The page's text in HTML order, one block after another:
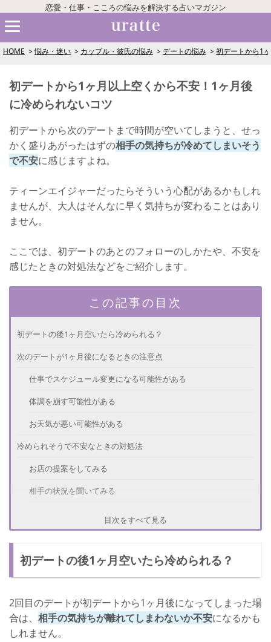
恋愛・仕事・こころの悩みを解決する占いマガジン
HOME 悩み・迷い カップル・彼氏の悩み デートの悩み 初デートから1
初デートから1ヶ月以上空くから不安！1ヶ月後
に冷められないコツ
初デートから次のデートまで時間が空いてしまうと、せっ
かく盛りあがったはずの相手の気持ちが冷めてしまいそう
で不安に感じますよね。
ティーンエイジャーだったらそういう心配があるかもしれ
ませんが、大人はそんなに早く気持ちが変わることはあり
ません。
ここでは、初デートのあとのフォローのしかたや、不安を
感じたときの対処法などをご紹介します。
この記事の目次
初デートの後1ヶ月空いたら冷められる？
次のデートが1ヶ月後になるときの注意点
仕事でスケジュール変更になる可能性がある
体調を崩す可能性がある
お天気が悪い可能性がある
冷められそうで不安なときの対処法
お店の提案をしてみる
相手の状況を聞いてみる
デートを充実させるための連絡なら可
無意味な連絡はNG
会えない期間に好印象を与える方法
目次をすべて見る
初デートの後1ヶ月空いたら冷められる？
2回目のデートが初デートから1ヶ月後になってしまった場
合は、 相手の気持ちが離れてしまわないか不安になるかも
しれません。